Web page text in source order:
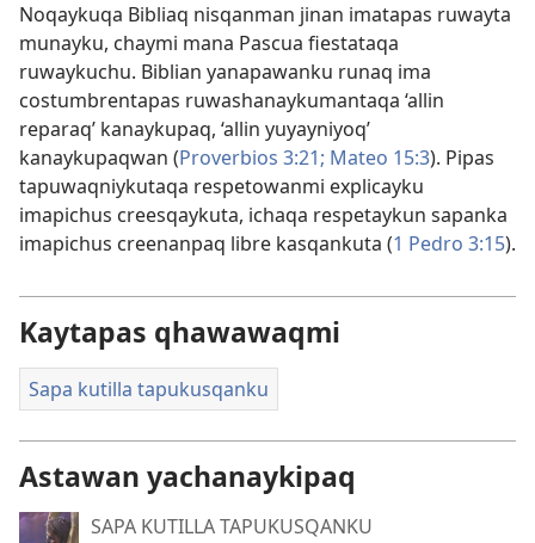
Noqaykuqa Bibliaq nisqanman jinan imatapas ruwayta
munayku, chaymi mana Pascua fiestataqa
ruwaykuchu. Biblian yanapawanku runaq ima
costumbrentapas ruwashanaykumantaqa ‘allin
reparaq’ kanaykupaq, ‘allin yuyayniyoq’
kanaykupaqwan (Proverbios 3:21; Mateo 15:3). Pipas
tapuwaqniykutaqa respetowanmi explicayku
imapichus creesqaykuta, ichaqa respetaykun sapanka
imapichus creenanpaq libre kasqankuta (1 Pedro 3:15).
Kaytapas qhawawaqmi
Sapa kutilla tapukusqanku
Astawan yachanaykipaq
SAPA KUTILLA TAPUKUSQANKU